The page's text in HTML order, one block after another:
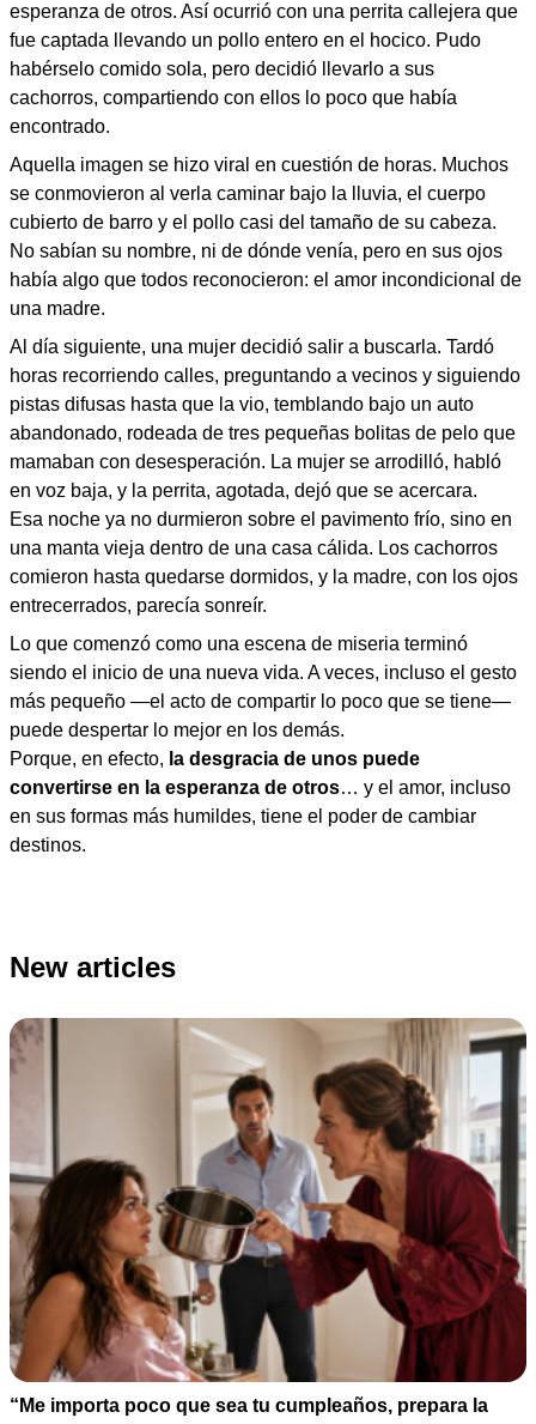
esperanza de otros. Así ocurrió con una perrita callejera que
fue captada llevando un pollo entero en el hocico. Pudo
habérselo comido sola, pero decidió llevarlo a sus
cachorros, compartiendo con ellos lo poco que había
encontrado.
Aquella imagen se hizo viral en cuestión de horas. Muchos
se conmovieron al verla caminar bajo la lluvia, el cuerpo
cubierto de barro y el pollo casi del tamaño de su cabeza.
No sabían su nombre, ni de dónde venía, pero en sus ojos
había algo que todos reconocieron: el amor incondicional de
una madre.
Al día siguiente, una mujer decidió salir a buscarla. Tardó
horas recorriendo calles, preguntando a vecinos y siguiendo
pistas difusas hasta que la vio, temblando bajo un auto
abandonado, rodeada de tres pequeñas bolitas de pelo que
mamaban con desesperación. La mujer se arrodilló, habló
en voz baja, y la perrita, agotada, dejó que se acercara.
Esa noche ya no durmieron sobre el pavimento frío, sino en
una manta vieja dentro de una casa cálida. Los cachorros
comieron hasta quedarse dormidos, y la madre, con los ojos
entrecerrados, parecía sonreír.
Lo que comenzó como una escena de miseria terminó
siendo el inicio de una nueva vida. A veces, incluso el gesto
más pequeño —el acto de compartir lo poco que se tiene—
puede despertar lo mejor en los demás.
Porque, en efecto, la desgracia de unos puede
convertirse en la esperanza de otros… y el amor, incluso
en sus formas más humildes, tiene el poder de cambiar
destinos.
New articles
“Me importa poco que sea tu cumpleaños, prepara la